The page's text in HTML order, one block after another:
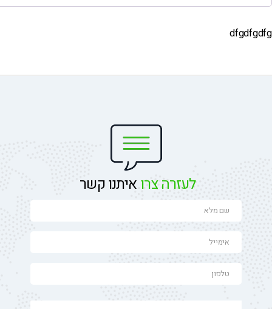
dfgdfgdfg
לעזרה צרו איתנו קשר